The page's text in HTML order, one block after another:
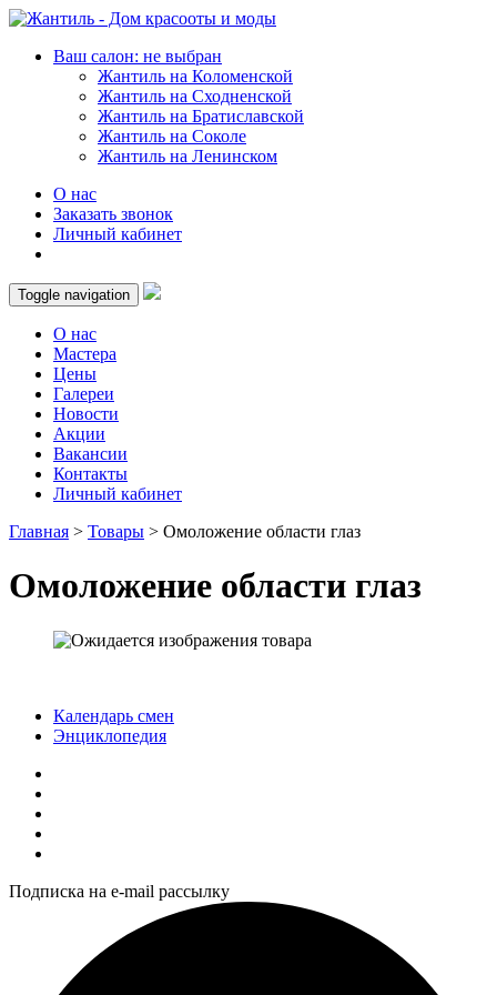
Ваш салон: не выбран
Жантиль на Коломенской
Жантиль на Сходненской
Жантиль на Братиславской
Жантиль на Соколе
Жантиль на Ленинском
О нас
Заказать звонок
Личный кабинет
Toggle navigation
О нас
Мастера
Цены
Галереи
Новости
Акции
Вакансии
Контакты
Личный кабинет
Главная > Товары > Омоложение области глаз
Омоложение области глаз
Календарь смен
Энциклопедия
Подписка на e-mail рассылку